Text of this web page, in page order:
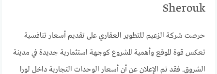
Sherouk
حرصت شركة الزعيم للتطوير العقاري على تقديم أسعار تنافسية
تعكس قوة الموقع وأهمية المشروع كوجهة استثمارية جديدة في مدينة
الشروق. فقد تم الإعلان عن أن أسعار الوحدات التجارية داخل لورا